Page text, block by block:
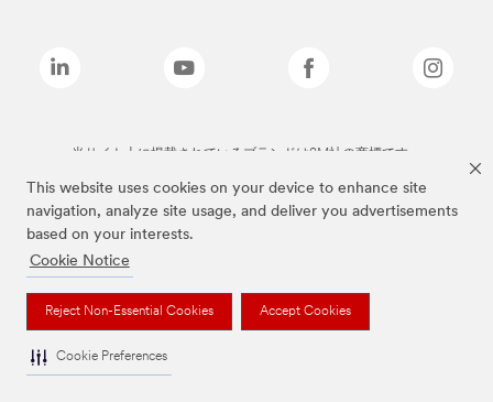
This website uses cookies on your device to enhance site
navigation, analyze site usage, and deliver you advertisements
based on your interests.
Cookie Notice
Reject Non-Essential Cookies Accept Cookies
Cookie Preferences
当サイト上に掲載されているブランドは3M社の商標です。